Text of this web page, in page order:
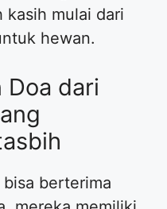
kasih mulai dari
hewan.
Doa dari
berterima